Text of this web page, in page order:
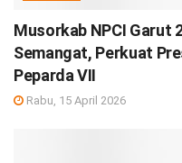
Musorkab NPCI Garut
Semangat, Perkuat
Peparda VII
Rabu, 15 April 2026